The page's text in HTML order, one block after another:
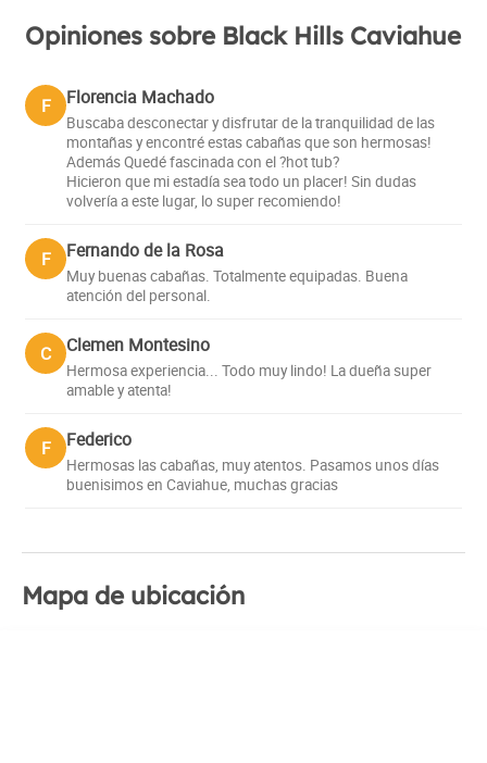
Opiniones sobre Black Hills Caviahue
F Florencia Machado
Buscaba desconectar y disfrutar de la tranquilidad de las
montañas y encontré estas cabañas que son hermosas!
Además Quedé fascinada con el ?hot tub?
Hicieron que mi estadía sea todo un placer! Sin dudas
volvería a este lugar, lo super recomiendo!
F Fernando de la Rosa
Muy buenas cabañas. Totalmente equipadas. Buena
atención del personal.
C Clemen Montesino
Hermosa experiencia... Todo muy lindo! La dueña super
amable y atenta!
F Federico
Hermosas las cabañas, muy atentos. Pasamos unos días
buenisimos en Caviahue, muchas gracias
Mapa de ubicación